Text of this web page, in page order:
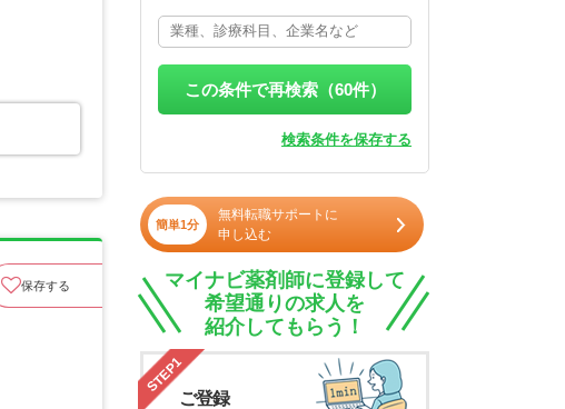
保存する
この条件で再検索（60件）
検索条件を保存する
簡単1分
無料転職サポートに
申し込む
マイナビ薬剤師に登録して
希望通りの求人を
紹介してもらう！
STEP1
ご登録